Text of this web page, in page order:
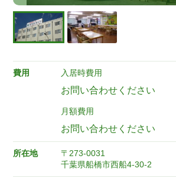
費用 入居時費用
お問い合わせください
月額費用
お問い合わせください
所在地
〒273-0031
千葉県船橋市西船4-30-2